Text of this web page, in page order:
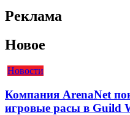
Реклама
Новое
Новости
Компания ArenaNet
игровые расы в Guild